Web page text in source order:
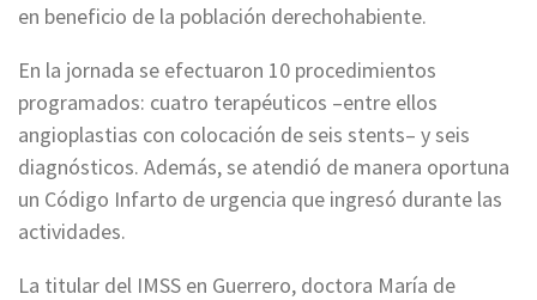
en beneficio de la población derechohabiente.
En la jornada se efectuaron 10 procedimientos
programados: cuatro terapéuticos –entre ellos
angioplastias con colocación de seis stents– y seis
diagnósticos. Además, se atendió de manera oportuna
un Código Infarto de urgencia que ingresó durante las
actividades.
La titular del IMSS en Guerrero, doctora María de